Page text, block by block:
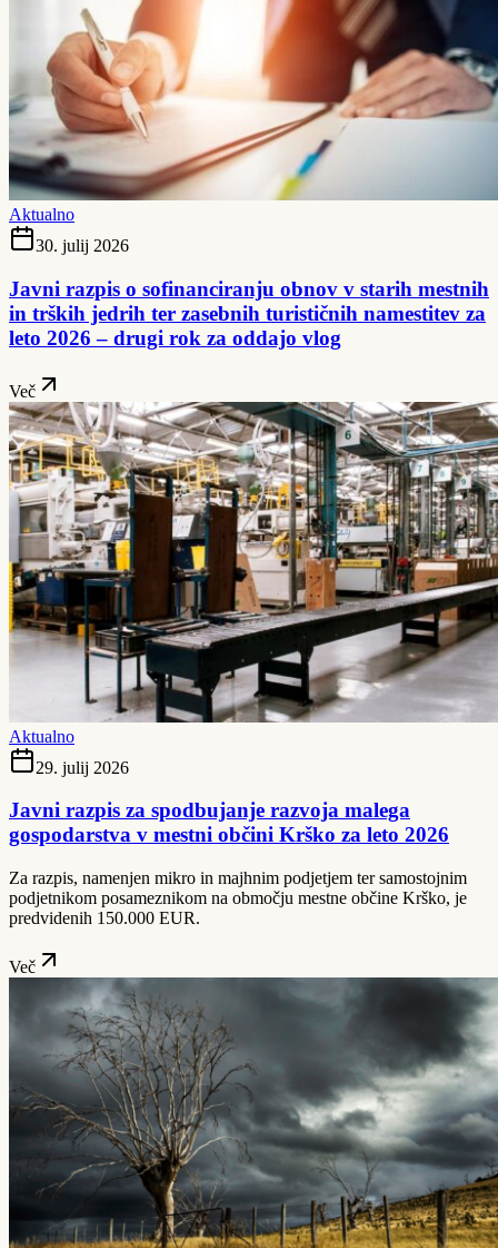
Aktualno
30. julij 2026
Javni razpis o sofinanciranju obnov v starih mestnih
in trških jedrih ter zasebnih turističnih namestitev za
leto 2026 – drugi rok za oddajo vlog
Več
Aktualno
29. julij 2026
Javni razpis za spodbujanje razvoja malega
gospodarstva v mestni občini Krško za leto 2026
Za razpis, namenjen mikro in majhnim podjetjem ter samostojnim
podjetnikom posameznikom na območju mestne občine Krško, je
predvidenih 150.000 EUR.
Več